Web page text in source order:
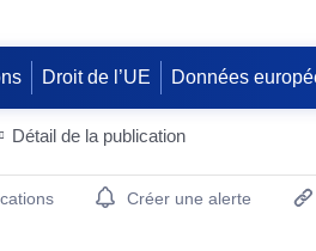
Droit de l’UE Données
Détail de la publication
Actions Portlet
Créer une alerte